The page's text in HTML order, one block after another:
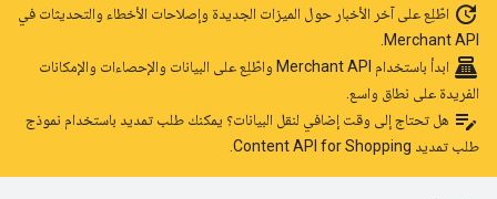
update اطّلِع على آخر الأخبار حول الميزات الجديدة وإصلاحات الأخطاء والتحديثات في
Merchant API.
point_of_sale ابدأ باستخدام Merchant API
واطّلِع على البيانات والإحصاءات والإمكانات
الفريدة على نطاق واسع.
edit_note هل تحتاج إلى وقت إضافي لنقل البيانات؟ يمكنك طلب تمديد باستخدام نموذج
طلب تمديد Content API for Shopping